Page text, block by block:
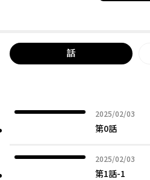
話
2025/02/03
2025年02月03日
第0話
2025/02/03
2025年02月03日
第1話-1